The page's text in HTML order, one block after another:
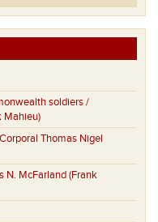
soldiers /
Mahieu)
Thomas Nigel
N. McFarland (Frank